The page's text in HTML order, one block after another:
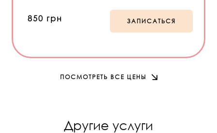
850 грн ЗАПИСАТЬСЯ
ПОСМОТРЕТЬ ВСЕ ЦЕНЫ
Другие услуги